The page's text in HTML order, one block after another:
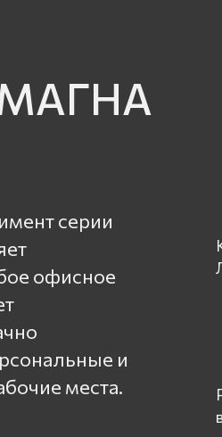
серии
офисное
и
места.